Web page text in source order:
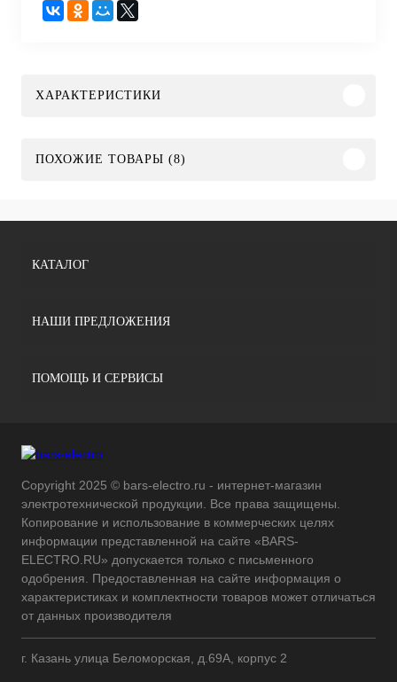
ХАРАКТЕРИСТИКИ
ПОХОЖИЕ ТОВАРЫ (8)
КАТАЛОГ
НАШИ ПРЕДЛОЖЕНИЯ
ПОМОЩЬ И СЕРВИСЫ
Copyright 2025 © bars-electro.ru - интернет-магазин
электротехнической продукции. Все права защищены.
Копирование и использование в коммерческих целях
информации представленной на сайте «BARS-
ELECTRO.RU» допускается только с письменного
одобрения. Предоставленная на сайте информация о
характеристиках и комплектности товаров может отличаться
от данных производителя
г. Казань улица Беломорская, д.69А, корпус 2